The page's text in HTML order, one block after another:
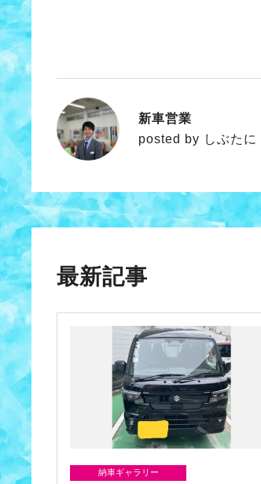
しぶたに
新車営業
posted by しぶたに
最新記事
納車ギャラリー